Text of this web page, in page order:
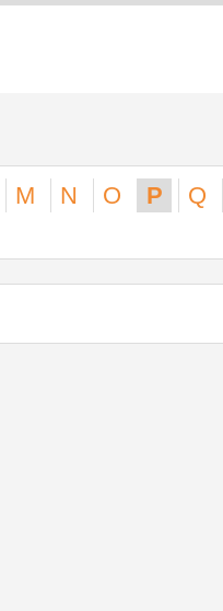
M N O P Q